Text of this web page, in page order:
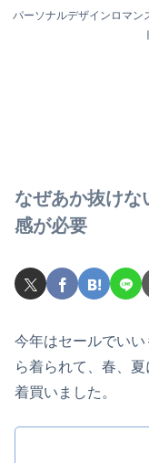
パーソナルデザインロマン
なぜあか抜けな
感が必要
今年はセールでい
ら着られて、春、
着買いました。